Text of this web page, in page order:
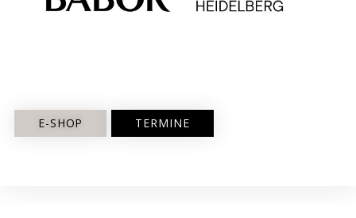
E-SHOP TERMINE